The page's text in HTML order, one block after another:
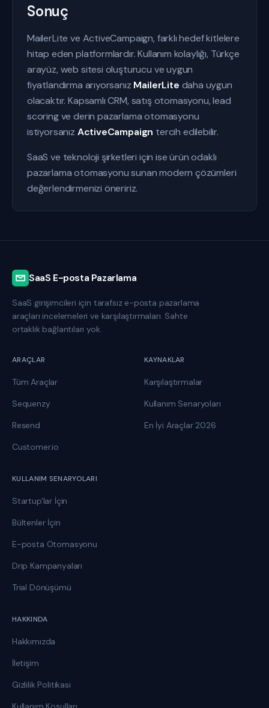
Sonuç
MailerLite ve ActiveCampaign, farklı hedef kitlelere
hitap eden platformlardır. Kullanım kolaylığı, Türkçe
arayüz, web sitesi oluşturucu ve uygun
fiyatlandırma arıyorsanız MailerLite daha uygun
olacaktır. Kapsamlı CRM, satış otomasyonu, lead
scoring ve derin pazarlama otomasyonu
istiyorsanız ActiveCampaign tercih edilebilir.
SaaS ve teknoloji şirketleri için ise ürün odaklı
pazarlama otomasyonu sunan modern çözümleri
değerlendirmenizi öneririz.
SaaS E-posta Pazarlama
SaaS girişimcileri için tarafsız e-posta pazarlama
araçları incelemeleri ve karşılaştırmaları. Sahte
ortaklık bağlantıları yok.
ARAÇLAR
Tüm Araçlar
Sequenzy
Resend
Customer.io
KAYNAKLAR
Karşılaştırmalar
Kullanım Senaryoları
En İyi Araçlar 2026
KULLANIM SENARYOLARI
Startup'lar İçin
Bültenler İçin
E-posta Otomasyonu
Drip Kampanyaları
Trial Dönüşümü
HAKKINDA
Hakkımızda
İletişim
Gizlilik Politikası